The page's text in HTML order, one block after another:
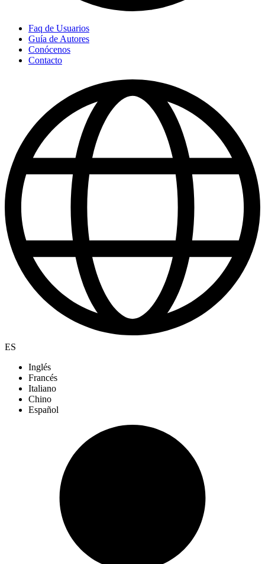
Faq de Usuarios
Guía de Autores
Conócenos
Contacto
ES
Inglés
Francés
Italiano
Chino
Español